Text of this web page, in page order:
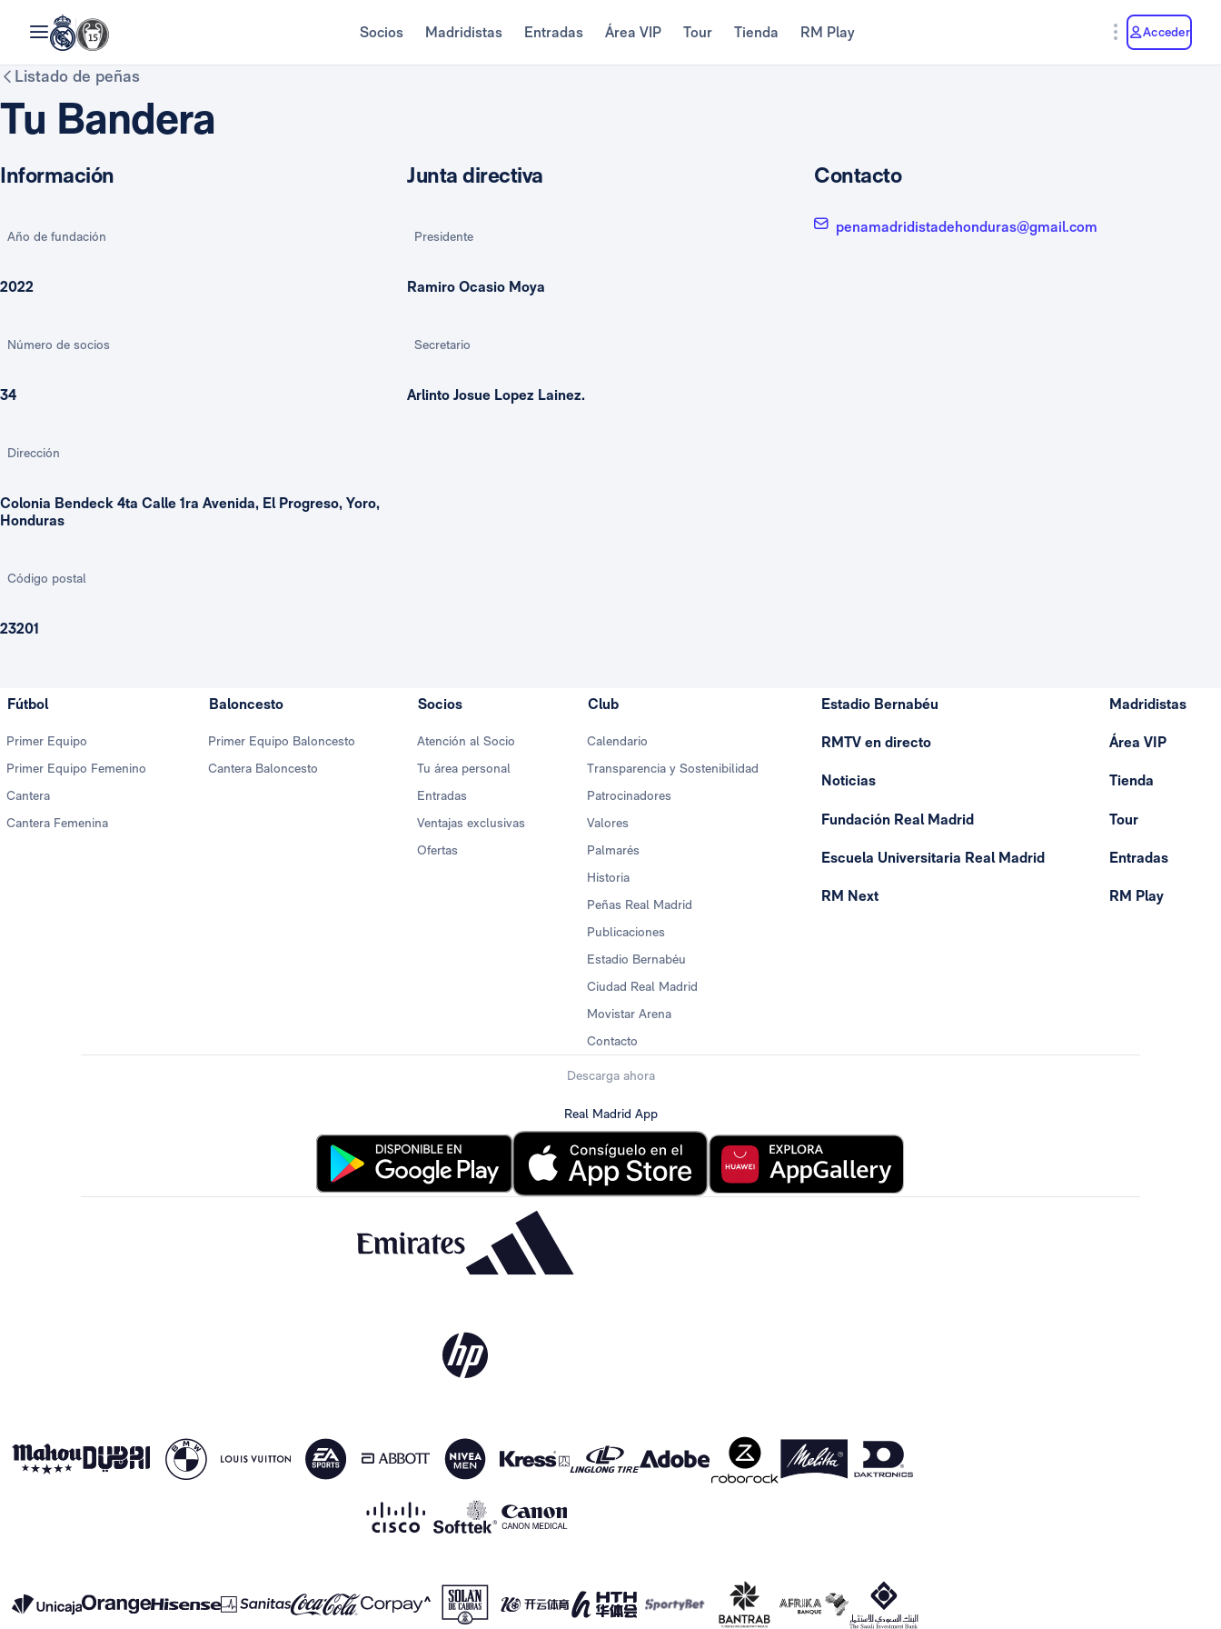
Socios Madridistas Entradas Área VIP Tour Tienda RM Play Acceder
Listado de peñas
Tu Bandera
Información
Año de fundación
2022
Número de socios
34
Dirección
Colonia Bendeck 4ta Calle 1ra Avenida, El Progreso, Yoro,
Honduras
Código postal
23201
Junta directiva
Presidente
Ramiro Ocasio Moya
Secretario
Arlinto Josue Lopez Lainez.
Contacto
penamadridistadehonduras@gmail.com
Fútbol
Primer Equipo
Primer Equipo Femenino
Cantera
Cantera Femenina
Baloncesto
Primer Equipo Baloncesto
Cantera Baloncesto
Socios
Atención al Socio
Tu área personal
Entradas
Ventajas exclusivas
Ofertas
Club
Calendario
Transparencia y Sostenibilidad
Patrocinadores
Valores
Palmarés
Historia
Peñas Real Madrid
Publicaciones
Estadio Bernabéu
Ciudad Real Madrid
Movistar Arena
Contacto
Estadio Bernabéu
RMTV en directo
Noticias
Fundación Real Madrid
Escuela Universitaria Real Madrid
RM Next
Madridistas
Área VIP
Tienda
Tour
Entradas
RM Play
Descarga ahora
Real Madrid App